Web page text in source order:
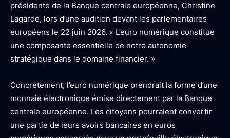
présidente de la Banque centrale européenne, Christine
Lagarde, lors d’une audition devant les parlementaires
européens le 22 juin 2026. « L’euro numérique constitue
une composante essentielle de notre autonomie
stratégique dans le domaine financier. »
Concrètement, l’euro numérique prendrait la forme d’une
monnaie électronique émise directement par la Banque
centrale européenne. Les citoyens pourraient convertir
une partie de leurs avoirs bancaires en euros